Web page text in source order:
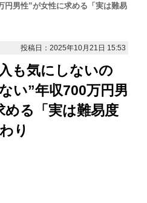
円男性”が女性に求める「実は難易
投稿日：2025年10月21日 15:53
も気にしないの
い”年収700万円男
める「実は難易度
り